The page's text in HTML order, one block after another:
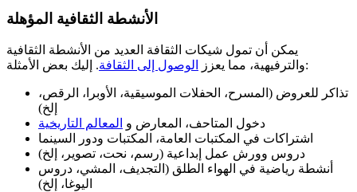
الأنشطة الثقافية المؤهلة
يمكن أن تمول شيكات الثقافة العديد من الأنشطة الثقافية
والترفيهية، مما يعزز
الوصول إلى الثقافة . إليك بعض الأمثلة:
تذاكر للعروض (المسرح، الحفلات الموسيقية، الأوبرا، الرقص،
إلخ)
دخول المتاحف، المعارض و المعالم التاريخية
اشتراكات في المكتبات العامة، المكتبات ودور السينما
دروس وورش عمل إبداعية (رسم، نحت، تصوير، إلخ)
أنشطة رياضية في الهواء الطلق (التجديف، المشي، دروس
اليوغا، إلخ)